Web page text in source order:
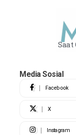
Saat
Media Sosial
Facebook
X
Instagram